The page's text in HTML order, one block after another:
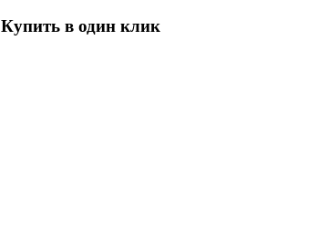
Купить в один клик